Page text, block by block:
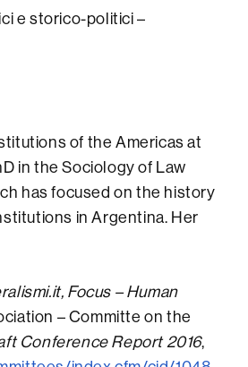
e storico-politici –
of the Americas at
in the Sociology of Law
has focused on the history
in Argentina. Her
Focus – Human
– Committe on the
Conference Report 2016,